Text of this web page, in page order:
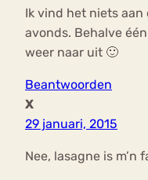
Ik vind het niets aan
avonds. Behalve
weer naar uit 🙂
Beantwoorden
X
29 januari, 2015
Nee, lasagne is m’n